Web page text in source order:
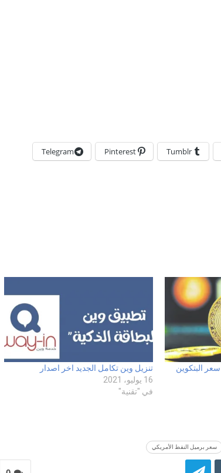
Tumblr
Pinterest
Telegram
البتكوين
تنزيل وين تكامل الجديد اخر اصدار
16 يوليو، 2021
في "تقنية"
سعر برميل النفط الأمريكي